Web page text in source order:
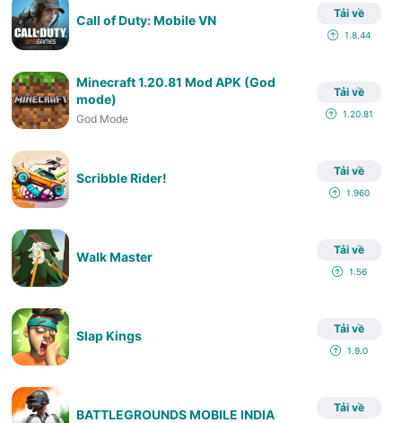
Call of Duty: Mobile VN Tải về
1.8.44
Minecraft 1.20.81 Mod APK (God
mode)
God Mode
Tải về
1.20.81
Scribble Rider! Tải về
1.960
Walk Master Tải về
1.56
Slap Kings Tải về
1.9.0
BATTLEGROUNDS MOBILE INDIA Tải về